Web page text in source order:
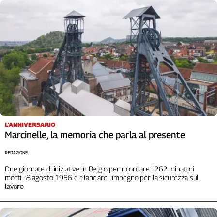
Territori
Abruzzo-
Molise
Alto
Adige
Basilicata
Calabria
Campania
Emilia-
Friuli
Venezia
Lazio
L'ANNIVERSARIO
Marcinelle, la memoria che parla al presente
Due giornate di iniziative in Belgio per ricordare i 262 minatori
morti l’8 agosto 1956 e rilanciare l’impegno per la sicurezza sul
lavoro
REDAZIONE